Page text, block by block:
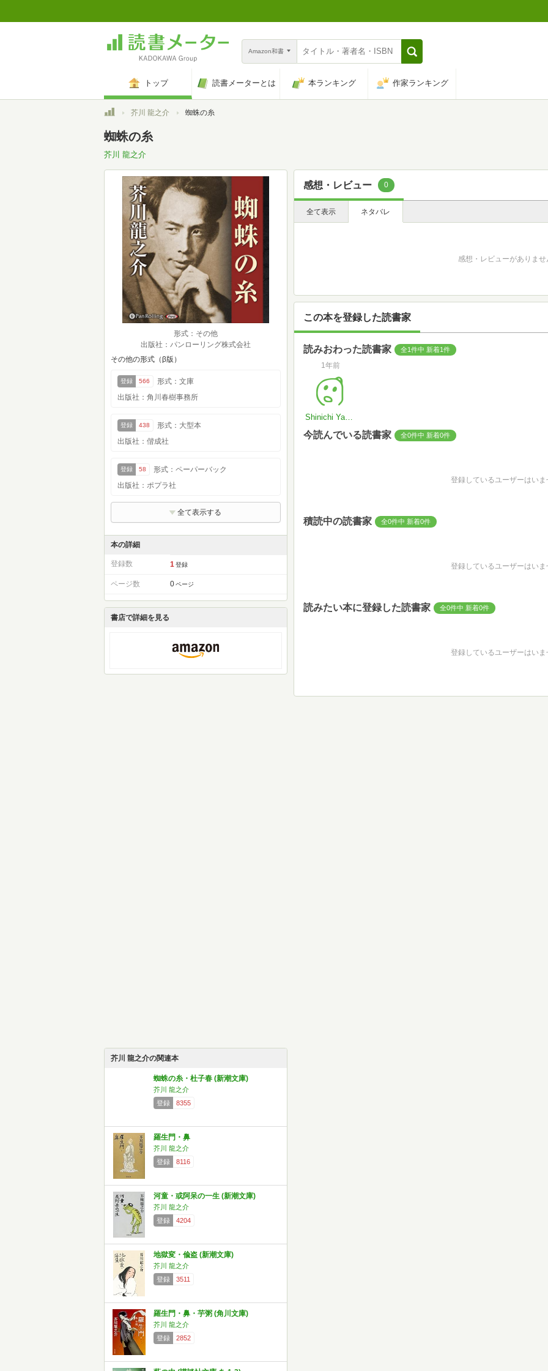
Amazon和書
トップ 読書メーターとは 本ランキング 作家ランキング
トップ芥川 龍之介 蜘蛛の糸
蜘蛛の糸
芥川 龍之介
形式：その他
出版社：パンローリング株式会社
その他の形式（β版）
登録 566
形式：文庫
出版社：角川春樹事務所
登録 438
形式：大型本
出版社：偕成社
登録 58
形式：ペーパーバック
出版社：ポプラ社
全て表示する
本の詳細
登録数 1 登録
ページ数 0 ページ
書店で詳細を見る
芥川 龍之介の関連本
蜘蛛の糸・杜子春 (新潮文庫)
芥川 龍之介
登録
8355
羅生門・鼻
芥川 龍之介
登録
8116
河童・或阿呆の一生 (新潮文庫)
芥川 龍之介
登録
4204
地獄変・偸盗 (新潮文庫)
芥川 龍之介
登録
3511
羅生門・鼻・芋粥 (角川文庫)
芥川 龍之介
登録
2852
感想・レビュー 0
全て表示 ネタバレ
感想・レビューがありませ
この本を登録した読書家
読みおわった読書家 全1件中 新着1件
1年前
Shinichi Yamaura
今読んでいる読書家 全0件中 新着0件
登録しているユーザーはいま
積読中の読書家 全0件中 新着0件
登録しているユーザーはいま
読みたい本に登録した読書家 全0件中 新着0件
登録しているユーザーはいま